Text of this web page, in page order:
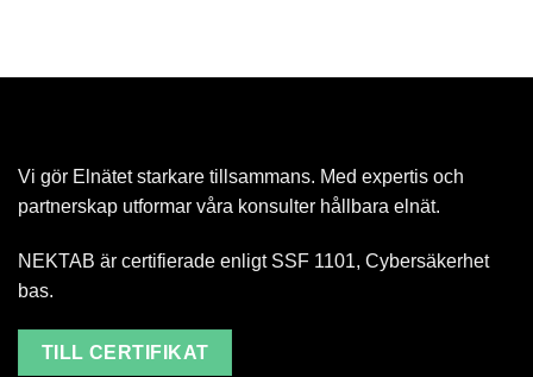
Vi gör Elnätet starkare tillsammans. Med expertis och
partnerskap utformar våra konsulter hållbara elnät.
NEKTAB är certifierade enligt SSF 1101, Cybersäkerhet
bas.
TILL CERTIFIKAT